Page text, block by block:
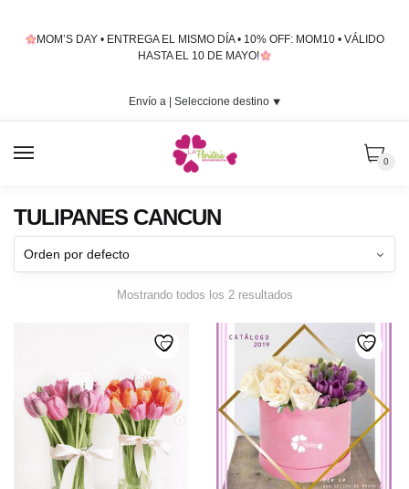
MOM’S DAY • ENTREGA EL MISMO DÍA • 10% OFF: MOM10 • VÁLIDO
HASTA EL 10 DE MAYO!
Envío a | Seleccione destino⯆
0
TULIPANES CANCUN
Mostrando todos los 2 resultados